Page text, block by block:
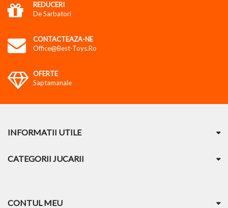
REDUCERI
De Sarbatori
CONTACTEAZA-NE
Office@best-Toys.ro
OFERTE
Saptamanale
INFORMATII UTILE
CATEGORII JUCARII
CONTUL MEU